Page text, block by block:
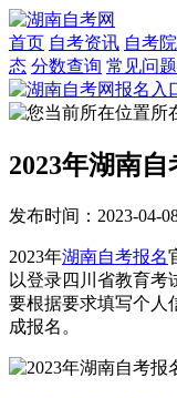
首页 自考资讯 自考
态 分数查询 常见问题
所
2023年湖南自
发布时间：2023-04-
2023年湖南自考报名
以登录四川省教育考
要根据要求填写个人
成报名。